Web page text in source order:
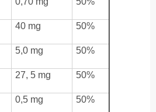
40 mg 50%
5,0 mg 50%
27, 5 mg 50%
0,5 mg 50%